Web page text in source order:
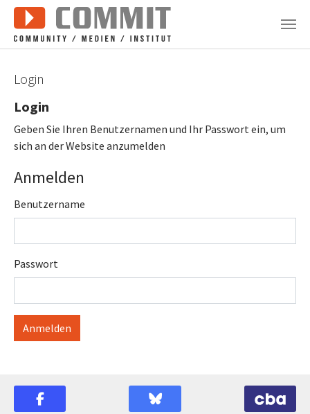
Zum Hauptinhalt springen
Login
Login
Geben Sie Ihren Benutzernamen und Ihr Passwort ein, um
sich an der Website anzumelden
Anmelden
Benutzername
Passwort